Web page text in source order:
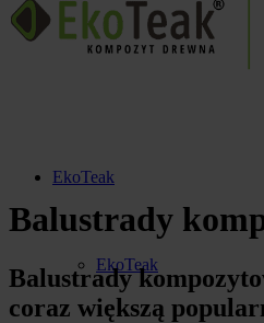
EkoTeak
EkoTeak
Balustrady
Balustrady
coraz większą